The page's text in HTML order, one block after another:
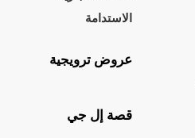
الاستدامة
عروض ترويجية
قصة إل جي